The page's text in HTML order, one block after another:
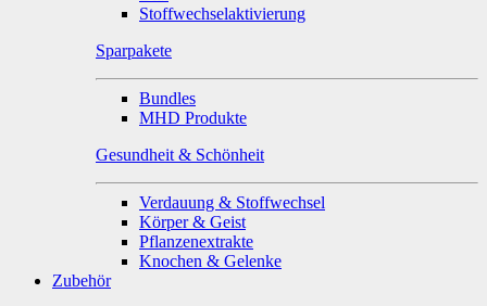
Stoffwechselaktivierung
Sparpakete
Bundles
MHD Produkte
Gesundheit & Schönheit
Verdauung & Stoffwechsel
Körper & Geist
Pflanzenextrakte
Knochen & Gelenke
Zubehör